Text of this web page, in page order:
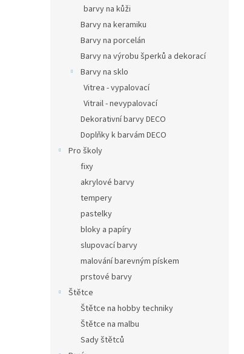
barvy na kůži
Barvy na keramiku
Barvy na porcelán
Barvy na výrobu šperků a dekorací
Barvy na sklo
Vitrea - vypalovací
Vitrail - nevypalovací
Dekorativní barvy DECO
Doplňky k barvám DECO
Pro školy
fixy
akrylové barvy
tempery
pastelky
bloky a papíry
slupovací barvy
malování barevným pískem
prstové barvy
Štětce
Štětce na hobby techniky
Štětce na malbu
Sady štětců